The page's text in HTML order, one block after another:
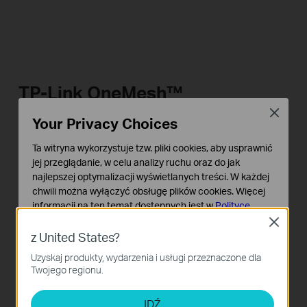
TP-Link OneMesh™
Elastyczne tworzenie
domowego Wi-Fi
OneMesh™ jest prostym sposobem tworzenia
sieci Mesh o jednej nazwie sieci WiFi, z płynnym
przełączaniem oraz całodomowym zasięgiem.
routerem OneMesh™. Nigdy więcej poszukiwań
stabilnego połączenia.
Dowiedz się więcej o OneMesh™ >>
z United States?
Uzyskaj produkty, wydarzenia i usługi przeznaczone dla
Twojego regionu.
IDŹ
Close
Your Privacy Choices
Ta witryna wykorzystuje tzw. pliki cookies, aby usprawnić
jej przeglądanie, w celu analizy ruchu oraz do jak
najlepszej optymalizacji wyświetlanych treści. W każdej
chwili można wyłączyć obsługę plików cookies. Więcej
informacji na ten temat dostępnych jest wPolityce
Podstawowe Cookies
Te pliki cookies niezbędne są do poprawnego działania
witryny i nie moga zostać wyłączone.
Cookies dotyczące analizy i marketingu
Close